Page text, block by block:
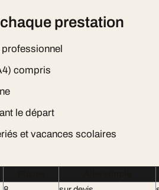
prestation
compris
le départ
et vacances scolaires